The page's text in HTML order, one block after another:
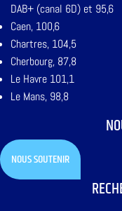
DAB+ (canal 6D) et 95,6
Caen, 100,6
Chartres, 104,5
Cherbourg, 87,8
Le Havre 101,1
Le Mans, 98,8
NOUS SOUTENIR